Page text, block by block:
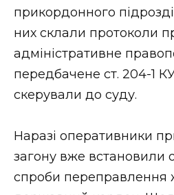
прикордонного
них склали протоколи
адміністративне
передбачене ст. 204-1
скерували до суду.
Наразі оперативники
загону вже встановили
спроби переправлення